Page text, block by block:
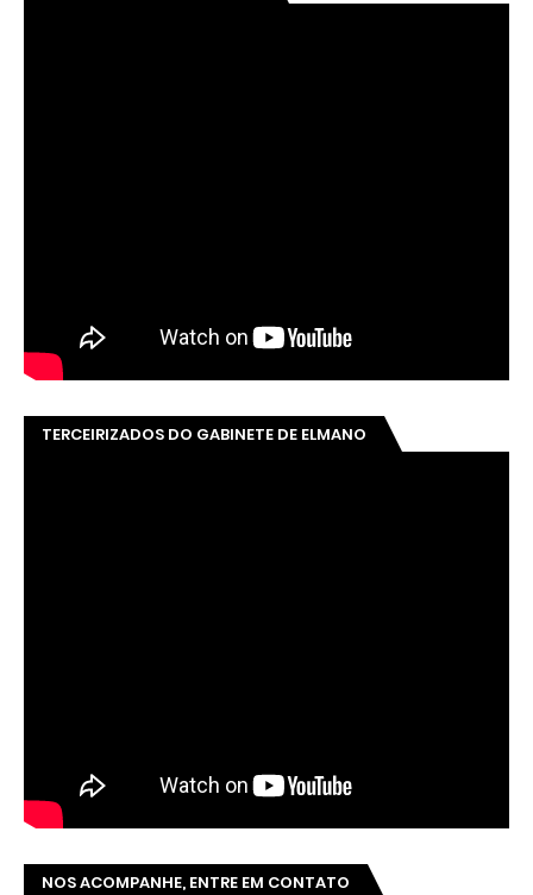
TERCEIRIZADOS DO GABINETE DE ELMANO
NOS ACOMPANHE, ENTRE EM CONTATO